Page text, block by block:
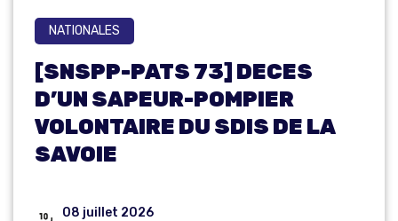
NATIONALES
[SNSPP-PATS 73] DECES
D’UN SAPEUR-POMPIER
VOLONTAIRE DU SDIS DE LA
SAVOIE
08 juillet 2026